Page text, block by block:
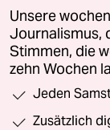
Unsere
Journalismus,
Stimmen, die
zehn Wochen
Jeden
Zusätzlich